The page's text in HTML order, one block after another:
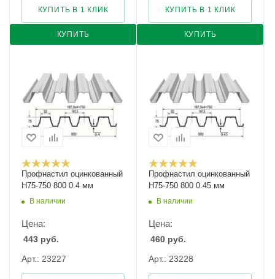
КУПИТЬ
КУПИТЬ В 1 КЛИК
КУПИТЬ
КУПИТЬ В 1 КЛИК
Профнастил оцинкованный
Н75-750 800 0.4 мм
В наличии
Цена:
443 руб.
Арт.: 23227
Профнастил оцинкованный
Н75-750 800 0.45 мм
В наличии
Цена:
460 руб.
Арт.: 23228